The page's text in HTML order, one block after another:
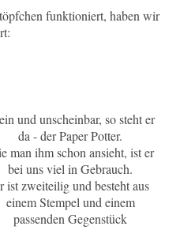
funktioniert, haben wir
und unscheinbar, so steht er
da - der Paper Potter.
man ihm schon ansieht, ist er
bei uns viel in Gebrauch.
ist zweiteilig und besteht aus
einem Stempel und einem
passenden Gegenstück